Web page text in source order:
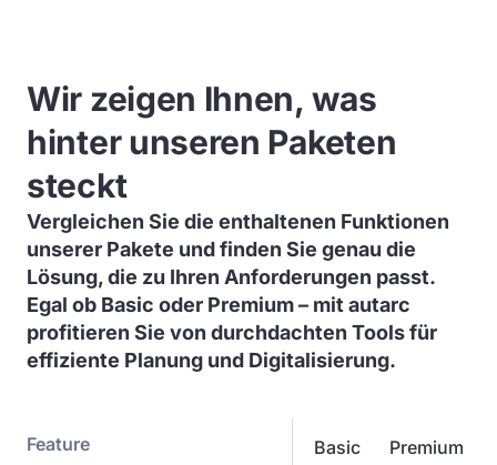
Wir zeigen Ihnen, was
hinter unseren Paketen
steckt
Vergleichen Sie die enthaltenen Funktionen
unserer Pakete und finden Sie genau die
Lösung, die zu Ihren Anforderungen passt.
Egal ob Basic oder Premium – mit autarc
profitieren Sie von durchdachten Tools für
effiziente Planung und Digitalisierung.
Feature Basic Premium